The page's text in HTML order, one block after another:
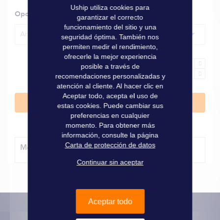
Opciones
Arandela Yamaha 3,5/25 HP o Mercury 2/25 HP
Añadir al carrito
Método de entrega
Uship utiliza cookies para
garantizar el correcto
funcionamiento del sitio y una
seguridad óptima. También nos
permiten medir el rendimiento,
ofrecerle la mejor experiencia
posible a través de
recomendaciones personalizadas y
atención al cliente. Al hacer clic en
Aceptar todo, acepta el uso de
estas cookies. Puede cambiar sus
preferencias en cualquier
momento. Para obtener más
información, consulte la página
Carta de protección de datos
Continuar sin aceptar
Aceptar todo